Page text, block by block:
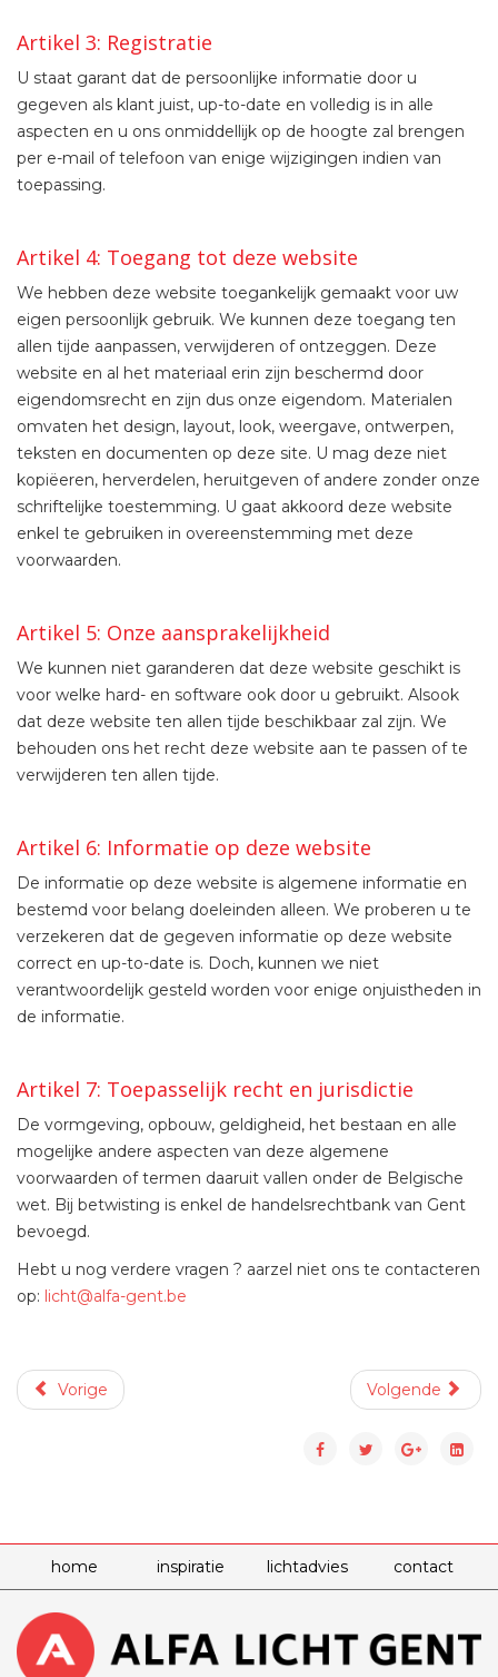
Artikel 3: Registratie
U staat garant dat de persoonlijke informatie door u
gegeven als klant juist, up-to-date en volledig is in alle
aspecten en u ons onmiddellijk op de hoogte zal brengen
per e-mail of telefoon van enige wijzigingen indien van
toepassing.
Artikel 4: Toegang tot deze website
We hebben deze website toegankelijk gemaakt voor uw
eigen persoonlijk gebruik. We kunnen deze toegang ten
allen tijde aanpassen, verwijderen of ontzeggen. Deze
website en al het materiaal erin zijn beschermd door
eigendomsrecht en zijn dus onze eigendom. Materialen
omvaten het design, layout, look, weergave, ontwerpen,
teksten en documenten op deze site. U mag deze niet
kopiëeren, herverdelen, heruitgeven of andere zonder onze
schriftelijke toestemming. U gaat akkoord deze website
enkel te gebruiken in overeenstemming met deze
voorwaarden.
Artikel 5: Onze aansprakelijkheid
We kunnen niet garanderen dat deze website geschikt is
voor welke hard- en software ook door u gebruikt. Alsook
dat deze website ten allen tijde beschikbaar zal zijn. We
behouden ons het recht deze website aan te passen of te
verwijderen ten allen tijde.
Artikel 6: Informatie op deze website
De informatie op deze website is algemene informatie en
bestemd voor belang doeleinden alleen. We proberen u te
verzekeren dat de gegeven informatie op deze website
correct en up-to-date is. Doch, kunnen we niet
verantwoordelijk gesteld worden voor enige onjuistheden in
de informatie.
Artikel 7: Toepasselijk recht en jurisdictie
De vormgeving, opbouw, geldigheid, het bestaan en alle
mogelijke andere aspecten van deze algemene
voorwaarden of termen daaruit vallen onder de Belgische
wet. Bij betwisting is enkel de handelsrechtbank van Gent
bevoegd.
Hebt u nog verdere vragen ? aarzel niet ons te contacteren
op: licht@alfa-gent.be
Vorige Volgende
home inspiratie lichtadvies contact